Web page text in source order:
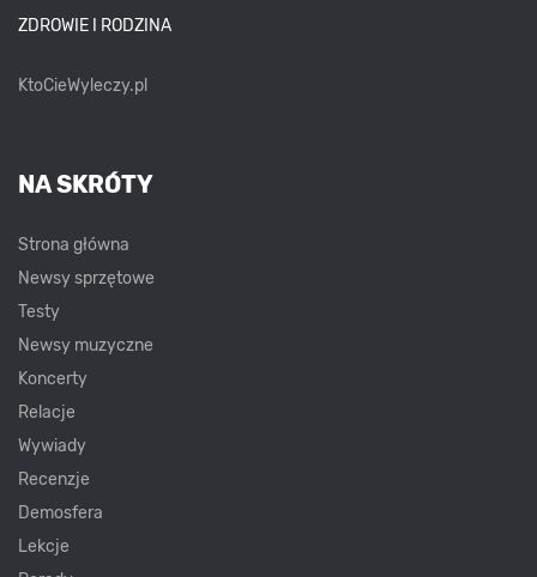
ZDROWIE I RODZINA
KtoCieWyleczy.pl
NA SKRÓTY
Strona główna
Newsy sprzętowe
Testy
Newsy muzyczne
Koncerty
Relacje
Wywiady
Recenzje
Demosfera
Lekcje